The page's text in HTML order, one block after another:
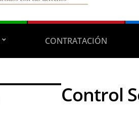
CONTRATACIÓN
Control